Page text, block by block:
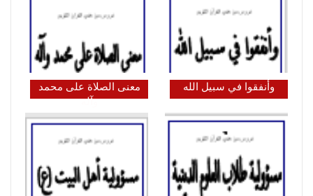
وأنفقوا في سبيل الله
معنى الصلاة على محمد
وآله